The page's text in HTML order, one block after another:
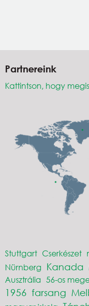
Partnereink
Kattintson, hogy
Stuttgart Cserkészet
Nürnberg Kanada
Ausztrália 56-os
1956 farsang